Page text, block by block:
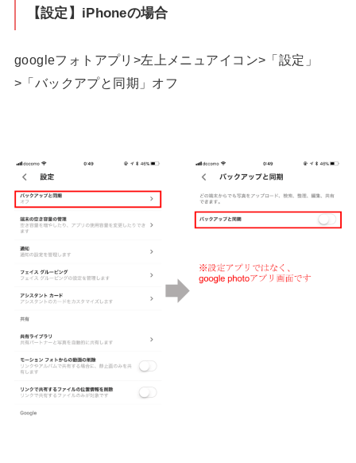
【設定】iPhoneの場合
googleフォトアプリ>左上メニュアイコン>「設定」
>「バックアプと同期」オフ